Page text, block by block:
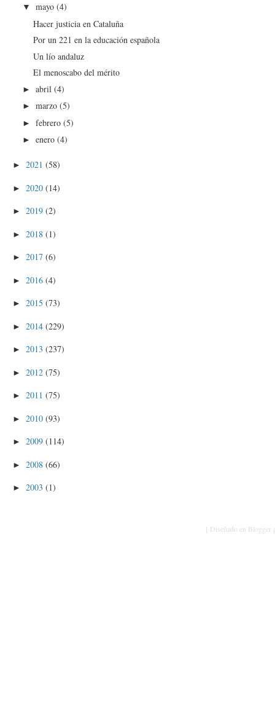
▼mayo(4)
Hacer justicia en Cataluña
Por un 221 en la educación española
Un lío andaluz
El menoscabo del mérito
►abril(4)
►marzo(5)
►febrero(5)
►enero(4)
► 2021 (58)
► 2020 (14)
► 2019 (2)
► 2018 (1)
► 2017 (6)
► 2016 (4)
► 2015 (73)
► 2014 (229)
► 2013 (237)
► 2012 (75)
► 2011 (75)
► 2010 (93)
► 2009 (114)
► 2008 (66)
► 2003 (1)
[ Diseñado en Blogger